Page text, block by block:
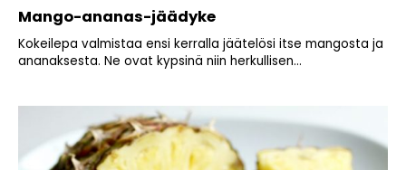
Mango-ananas-jäädyke
Kokeilepa valmistaa ensi kerralla jäätelösi itse mangosta ja
ananaksesta. Ne ovat kypsinä niin herkullisen...